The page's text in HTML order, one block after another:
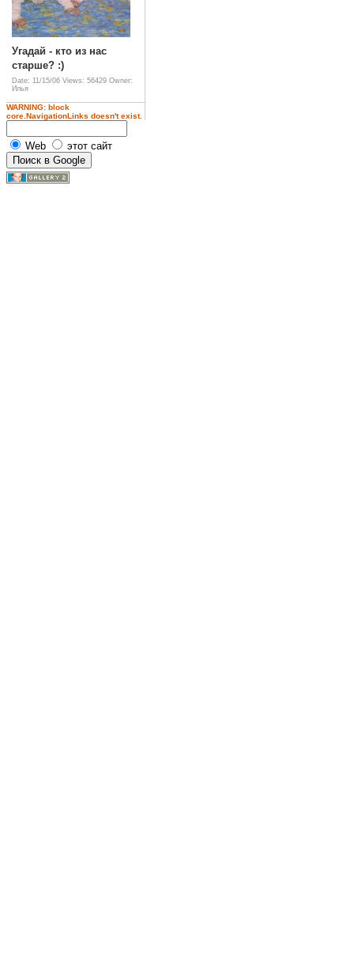
Угадай - кто из нас
старше? :)
Date: 11/15/06 Views: 56429 Owner:
Илья
WARNING: block
core.NavigationLinks doesn't exist.
Web этот сайт